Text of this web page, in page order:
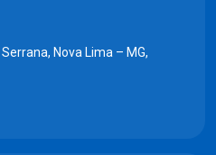
Nova Lima – MG,